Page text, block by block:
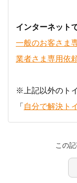
インターネット
一般のお客さま
業者さま専用依
※上記以外のト
「 自分で解決ト
この